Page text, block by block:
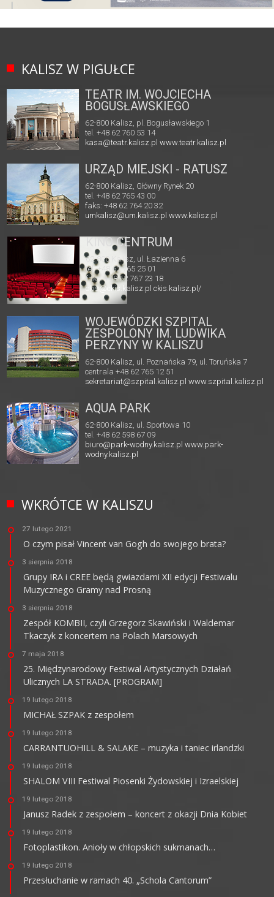
KALISZ W PIGUŁCE
TEATR IM. WOJCIECHA
BOGUSŁAWSKIEGO
62-800 Kalisz, pl. Bogusławskiego 1
tel. +48 62 760 53 14
kasa@teatr.kalisz.pl www.teatr.kalisz.pl
URZĄD MIEJSKI - RATUSZ
62-800 Kalisz, Główny Rynek 20
tel. +48 62 765 43 00
faks: +48 62 764 20 32
umkalisz@um.kalisz.plwww.kalisz.pl
KINO CENTRUM
62-800 Kalisz, ul. Łazienna 6
tel. +48 62 765 25 01
faks. +48 62 767 23 18
ckis@ckis.kalisz.pl ckis.kalisz.pl/
WOJEWÓDZKI SZPITAL
ZESPOLONY IM. LUDWIKA
PERZYNY W KALISZU
62-800 Kalisz, ul. Poznańska 79, ul. Toruńska 7
centrala +48 62 765 12 51
sekretariat@szpital.kalisz.pl www.szpital.kalisz.pl
AQUA PARK
62-800 Kalisz, ul. Sportowa 10
tel. +48 62 598 67 09
biuro@park-wodny.kalisz.pl www.park-
wodny.kalisz.pl
WKRÓTCE W KALISZU
27 lutego 2021
O czym pisał Vincent van Gogh do swojego brata?
3 sierpnia 2018
Grupy IRA i CREE będą gwiazdami XII edycji Festiwalu
Muzycznego Gramy nad Prosną
3 sierpnia 2018
Zespół KOMBII, czyli Grzegorz Skawiński i Waldemar
Tkaczyk z koncertem na Polach Marsowych
7 maja 2018
25. Międzynarodowy Festiwal Artystycznych Działań
Ulicznych LA STRADA. [PROGRAM]
19 lutego 2018
MICHAŁ SZPAK z zespołem
19 lutego 2018
CARRANTUOHILL & SALAKE – muzyka i taniec irlandzki
19 lutego 2018
SHALOM VIII Festiwal Piosenki Żydowskiej i Izraelskiej
19 lutego 2018
Janusz Radek z zespołem – koncert z okazji Dnia Kobiet
19 lutego 2018
Fotoplastikon. Anioły w chłopskich sukmanach…
19 lutego 2018
Przesłuchanie w ramach 40. „Schola Cantorum”